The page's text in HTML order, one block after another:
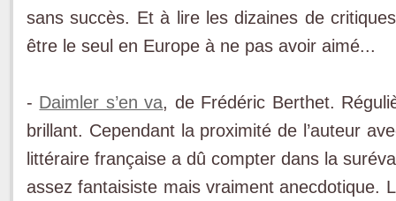
sans succès. Et à lire les dizaines de
être le seul en Europe à ne pas avoir aimé...
- Daimler s’en va, de Frédéric Berthet.
brillant. Cependant la proximité de l’auteur
littéraire française a dû compter dans la
assez fantaisiste mais vraiment anecdotique.